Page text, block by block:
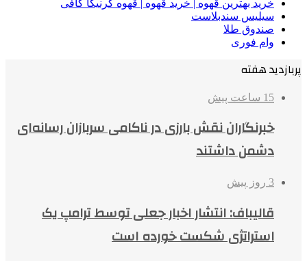
خرید بهترین قهوه | خرید قهوه | قهوه گرنیکا کافی
سیلیس سندبلاست
صندوق طلا
وام فوری
پربازدید هفته
15 ساعت پیش
خبرنگاران نقش بارزی در ناکامی سربازان رسانه‌ای
دشمن داشتند
3 روز پیش
قالیباف: انتشار اخبار جعلی توسط ترامپ یک
استراتژی شکست خورده است